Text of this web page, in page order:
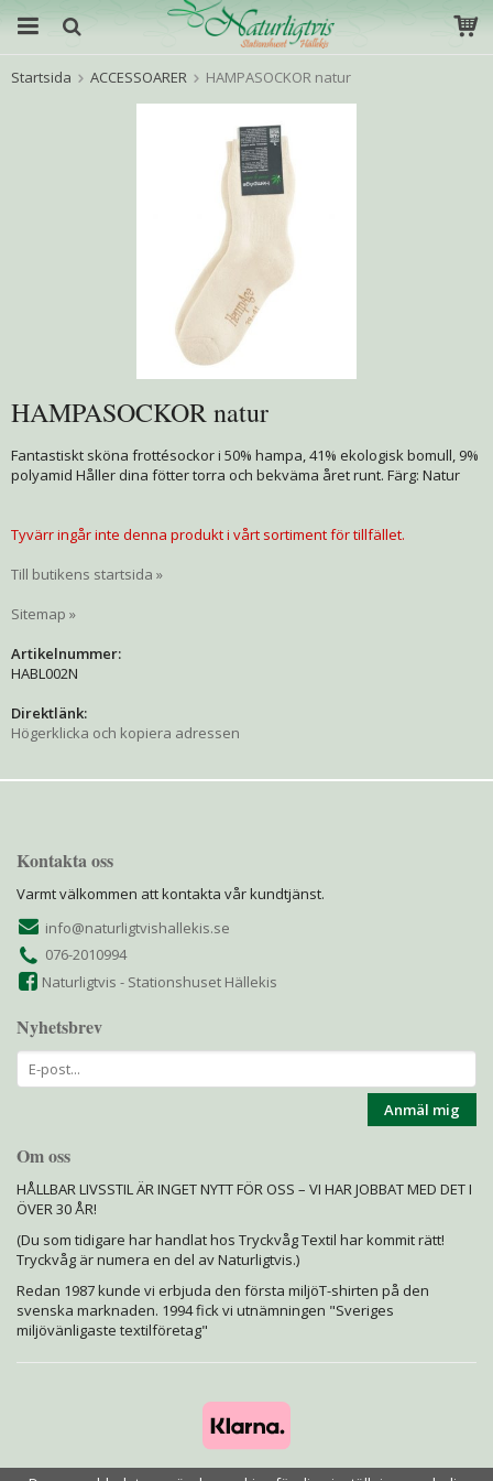
Startsida ACCESSOARER HAMPASOCKOR natur
HAMPASOCKOR natur
Fantastiskt sköna frottésockor i 50% hampa, 41% ekologisk bomull, 9%
polyamid Håller dina fötter torra och bekväma året runt. Färg: Natur
Tyvärr ingår inte denna produkt i vårt sortiment för tillfället.
Till butikens startsida »
Sitemap »
Artikelnummer:
HABL002N
Direktlänk:
Högerklicka och kopiera adressen
Kontakta oss
Varmt välkommen att kontakta vår kundtjänst.
info@naturligtvishallekis.se
076-2010994
Naturligtvis - Stationshuset Hällekis
Nyhetsbrev
Anmäl mig
Om oss
HÅLLBAR LIVSSTIL ÄR INGET NYTT FÖR OSS – VI HAR JOBBAT MED DET I
ÖVER 30 ÅR!
(Du som tidigare har handlat hos Tryckvåg Textil har kommit rätt!
Tryckvåg är numera en del av Naturligtvis.)
Redan 1987 kunde vi erbjuda den första miljöT-shirten på den
svenska marknaden. 1994 fick vi utnämningen "Sveriges
miljövänligaste textilföretag"